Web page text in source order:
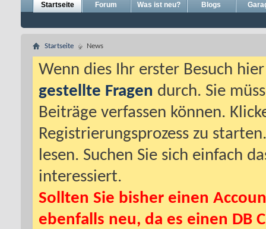
Startseite Forum Was ist neu? Blogs
Startseite News
Wenn dies Ihr erster Besuch
gestellte Fragen durch. Sie
Beiträge verfassen können.
Registrierungsprozess zu
lesen. Suchen Sie sich einfach
interessiert.
Sollten Sie bisher einen
ebenfalls neu, da es einen DB